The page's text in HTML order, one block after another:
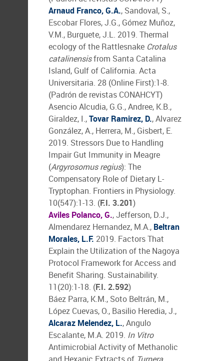
Arnaud Franco, G.A., Sandoval, S.,
Escobar Flores, J.G., Gómez Muñoz,
V.M., Burguete, J.L. 2019. Thermal
ecology of the Rattlesnake Crotalus
catalinensisfrom Santa Catalina
Island, Gulf of California. Acta
Universitaria. 28 (Online First):1-8.
(Padrón de revistas CONAHCYT)
Asencio Alcudia, G.G., Andree, K.B.,
Giraldez, I.,Tovar Ramirez, D., Alvarez
González, A., Herrera, M., Gisbert, E.
2019. Stressors Due to Handling
Impair Gut Immunity in Meagre
(Argyrosomus regius): The
Compensatory Role of Dietary L-
Tryptophan. Frontiers in Physiology.
10(547):1-13. (F.I. 3.201)
Aviles Polanco, G., Jefferson, D.J.,
Almendarez Hernandez, M.A., Beltran
Morales, L.F. 2019. Factors That
Explain the Utilization of the Nagoya
Protocol Framework for Access and
Benefit Sharing. Sustainability.
11(20):1-18. (F.I. 2.592)
Báez Parra, K.M., Soto Beltrán, M.,
López Cuevas, O., Basilio Heredia, J.,
Alcaraz Melendez, L., Angulo
Escalante, M.A. 2019. In Vitro
Antimicrobial Activity of Methanolic